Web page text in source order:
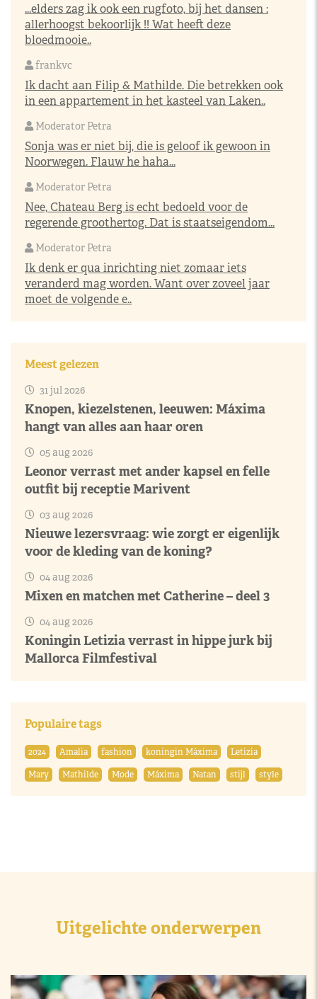
...elders zag ik ook een rugfoto, bij het dansen :
allerhoogst bekoorlijk !! Wat heeft deze
bloedmooie..
frankvc
Ik dacht aan Filip & Mathilde. Die betrekken ook
in een appartement in het kasteel van Laken..
Moderator Petra
Sonja was er niet bij, die is geloof ik gewoon in
Noorwegen. Flauw he haha...
Moderator Petra
Nee, Chateau Berg is echt bedoeld voor de
regerende groothertog. Dat is staatseigendom...
Moderator Petra
Ik denk er qua inrichting niet zomaar iets
veranderd mag worden. Want over zoveel jaar
moet de volgende e..
Meest gelezen
31 jul 2026
Knopen, kiezelstenen, leeuwen: Máxima
hangt van alles aan haar oren
05 aug 2026
Leonor verrast met ander kapsel en felle
outfit bij receptie Marivent
03 aug 2026
Nieuwe lezersvraag: wie zorgt er eigenlijk
voor de kleding van de koning?
04 aug 2026
Mixen en matchen met Catherine – deel 3
04 aug 2026
Koningin Letizia verrast in hippe jurk bij
Mallorca Filmfestival
Populaire tags
2024 Amalia fashion koningin Máxima
Letizia
Mary
Mathilde Mode Máxima Natan stijl style
Uitgelichte onderwerpen